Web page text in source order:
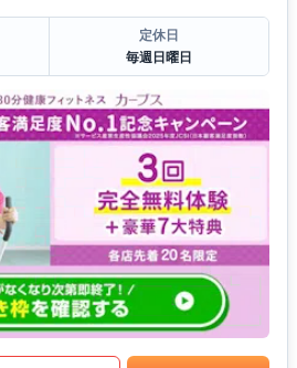
定休日
毎週日曜日